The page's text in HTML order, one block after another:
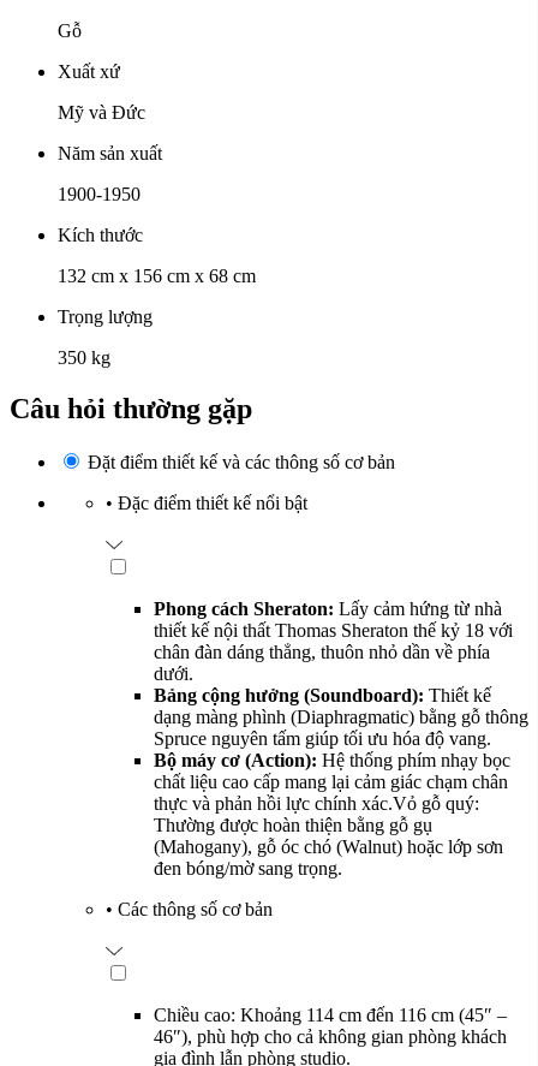
Gỗ
Xuất xứ
Mỹ và Đức
Năm sản xuất
1900-1950
Kích thước
132 cm x 156 cm x 68 cm
Trọng lượng
350 kg
Câu hỏi thường gặp
Đặt điểm thiết kế và các thông số cơ bản
• Đặc điểm thiết kế nổi bật
Phong cách Sheraton: Lấy cảm hứng từ nhà
thiết kế nội thất Thomas Sheraton thế kỷ 18 với
chân đàn dáng thẳng, thuôn nhỏ dần về phía
dưới.
Bảng cộng hưởng (Soundboard): Thiết kế
dạng màng phình (Diaphragmatic) bằng gỗ thông
Spruce nguyên tấm giúp tối ưu hóa độ vang.
Bộ máy cơ (Action): Hệ thống phím nhạy bọc
chất liệu cao cấp mang lại cảm giác chạm chân
thực và phản hồi lực chính xác.Vỏ gỗ quý:
Thường được hoàn thiện bằng gỗ gụ
(Mahogany), gỗ óc chó (Walnut) hoặc lớp sơn
đen bóng/mờ sang trọng.
• Các thông số cơ bản
Chiều cao: Khoảng 114 cm đến 116 cm (45″ –
46″), phù hợp cho cả không gian phòng khách
gia đình lẫn phòng studio.